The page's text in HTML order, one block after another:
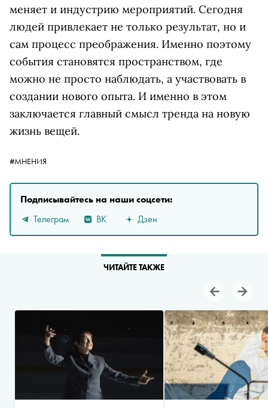
меняет и индустрию мероприятий. Сегодня
людей привлекает не только результат, но и
сам процесс преображения. Именно поэтому
события становятся пространством, где
можно не просто наблюдать, а участвовать в
создании нового опыта. И именно в этом
заключается главный смысл тренда на новую
жизнь вещей.
#МНЕНИЯ
Подписывайтесь на наши соцсети:
Телеграм
ВК Дзен
ЧИТАЙТЕ ТАКЖЕ